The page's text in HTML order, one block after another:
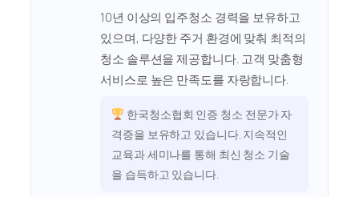
10년 이상의 입주청소 경력을 보유하고
있으며, 다양한 주거 환경에 맞춰 최적의
청소 솔루션을 제공합니다. 고객 맞춤형
서비스로 높은 만족도를 자랑합니다.
한국청소협회 인증 청소 전문가 자
격증을 보유하고 있습니다. 지속적인
교육과 세미나를 통해 최신 청소 기술
을 습득하고 있습니다.